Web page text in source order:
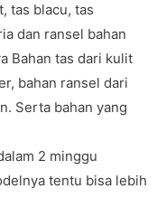
tas blacu, tas
dan ransel bahan
Bahan tas dari kulit
bahan ransel dari
Serta bahan yang
2 minggu
tentu bisa lebih